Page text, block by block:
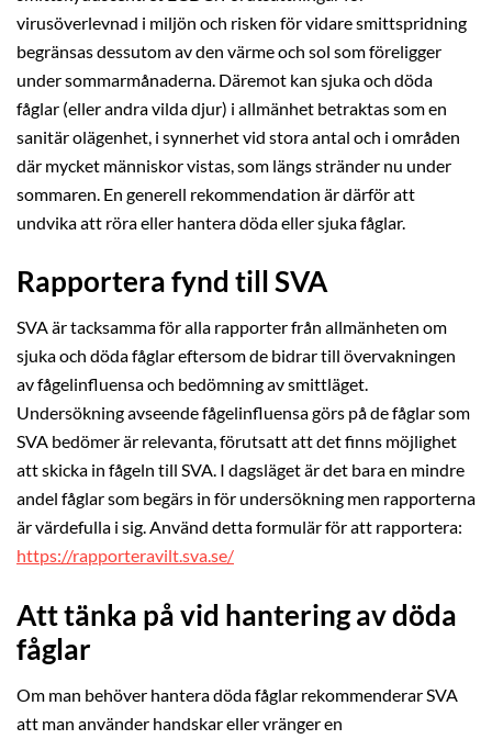
virusöverlevnad i miljön och risken för vidare smittspridning
begränsas dessutom av den värme och sol som föreligger
under sommarmånaderna. Däremot kan sjuka och döda
fåglar (eller andra vilda djur) i allmänhet betraktas som en
sanitär olägenhet, i synnerhet vid stora antal och i områden
där mycket människor vistas, som längs stränder nu under
sommaren. En generell rekommendation är därför att
undvika att röra eller hantera döda eller sjuka fåglar.
Rapportera fynd till SVA
SVA är tacksamma för alla rapporter från allmänheten om
sjuka och döda fåglar eftersom de bidrar till övervakningen
av fågelinfluensa och bedömning av smittläget.
Undersökning avseende fågelinfluensa görs på de fåglar som
SVA bedömer är relevanta, förutsatt att det finns möjlighet
att skicka in fågeln till SVA. I dagsläget är det bara en mindre
andel fåglar som begärs in för undersökning men rapporterna
är värdefulla i sig. Använd detta formulär för att rapportera:
https://rapporteravilt.sva.se/
Att tänka på vid hantering av döda
fåglar
Om man behöver hantera döda fåglar rekommenderar SVA
att man använder handskar eller vränger en